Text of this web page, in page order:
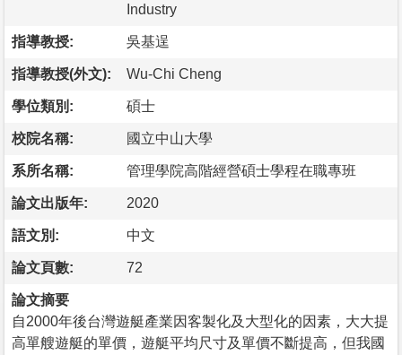
Industry
指導教授: 吳基逞
指導教授(外文): Wu-Chi Cheng
學位類別: 碩士
校院名稱: 國立中山大學
系所名稱: 管理學院高階經營碩士學程在職專班
論文出版年: 2020
語文別: 中文
論文頁數: 72
論文摘要
自2000年後台灣遊艇產業因客製化及大型化的因素，大大提
高單艘遊艇的單價，遊艇平均尺寸及單價不斷提高，但我國